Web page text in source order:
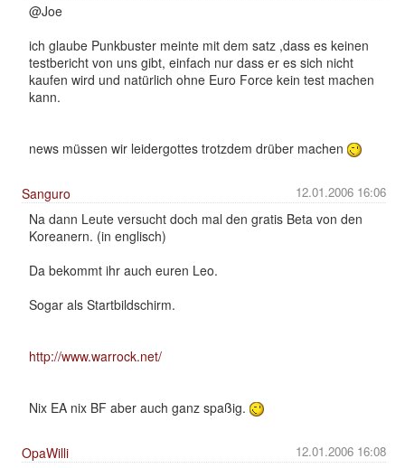
@Joe
ich glaube Punkbuster meinte mit dem satz ,dass es keinen
testbericht von uns gibt, einfach nur dass er es sich nicht
kaufen wird und natürlich ohne Euro Force kein test machen
kann.
news müssen wir leidergottes trotzdem drüber machen
12.01.2006 16:06
Sanguro
Na dann Leute versucht doch mal den gratis Beta von den
Koreanern. (in englisch)
Da bekommt ihr auch euren Leo.
Sogar als Startbildschirm.
http://www.warrock.net/
Nix EA nix BF aber auch ganz spaßig.
12.01.2006 16:08
OpaWilli